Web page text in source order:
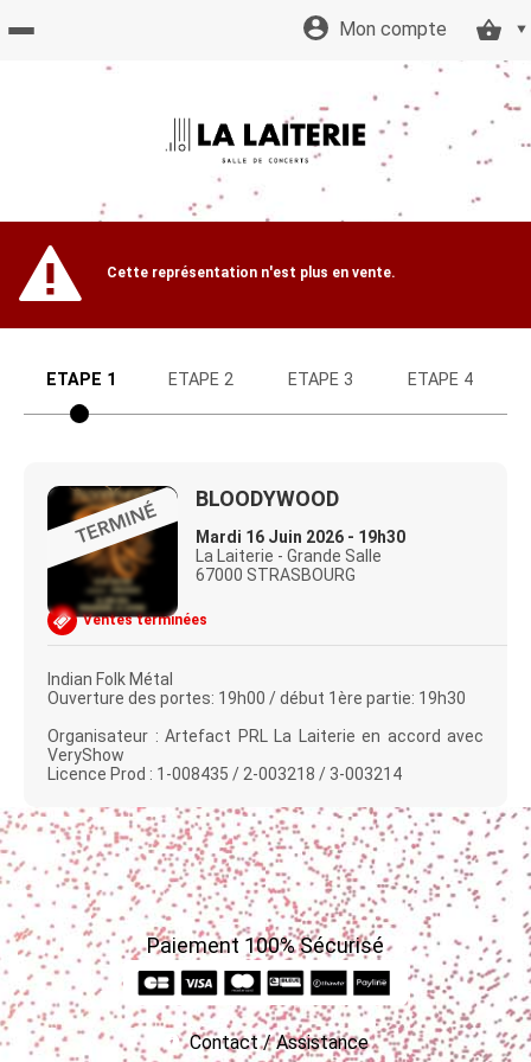
Site
officiel
Mon compte
Cette représentation n'est plus en vente.
ETAPE 1 ETAPE 2 ETAPE 3 ETAPE 4
BLOODYWOOD
Mardi 16 Juin 2026 - 19h30
La Laiterie - Grande Salle
67000 STRASBOURG
Ventes terminées
Indian Folk Métal
Ouverture des portes: 19h00 / début 1ère partie: 19h30
Organisateur : Artefact PRL La Laiterie en accord avec
VeryShow
Licence Prod : 1-008435 / 2-003218 / 3-003214
Paiement 100% Sécurisé
Contact / Assistance